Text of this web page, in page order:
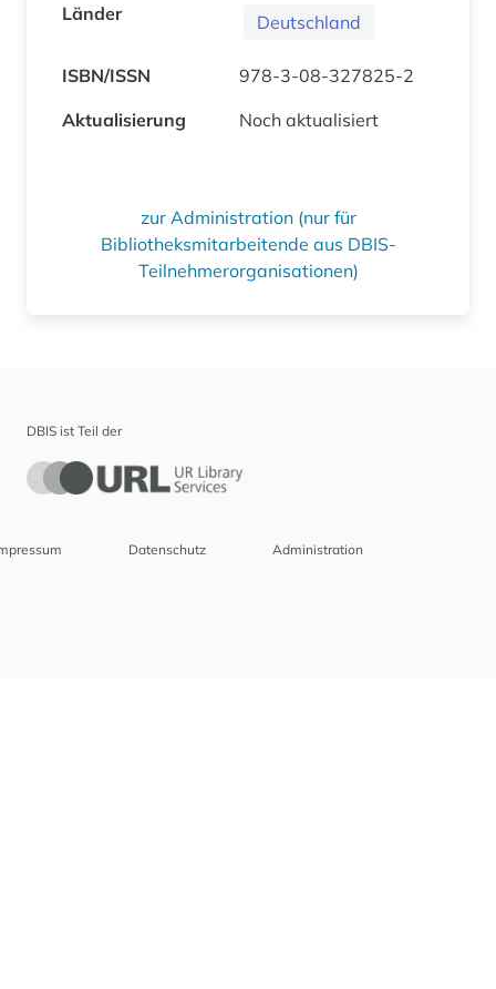
Länder Deutschland
ISBN/ISSN
978-3-08-327825-2
Aktualisierung
Noch aktualisiert
zur Administration (nur für
Bibliotheksmitarbeitende aus DBIS-
Teilnehmerorganisationen)
DBIS ist Teil der
Datenschutz Administration